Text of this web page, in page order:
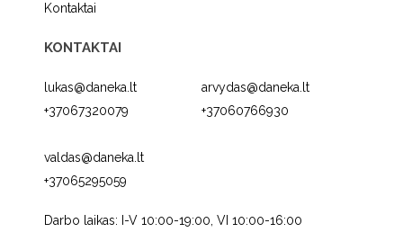
Kontaktai
KONTAKTAI
lukas@daneka.lt
+37067320079
arvydas@daneka.lt
+37060766930
valdas@daneka.lt
+37065295059
Darbo laikas: I-V 10:00-19:00, VI 10:00-16:00